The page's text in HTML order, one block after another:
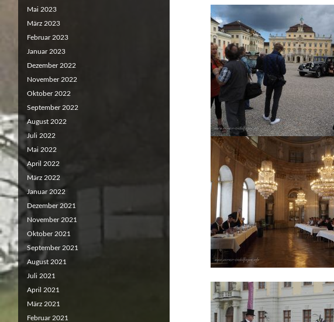
Mai 2023
März 2023
Februar 2023
Januar 2023
Dezember 2022
November 2022
Oktober 2022
September 2022
August 2022
Juli 2022
Mai 2022
April 2022
März 2022
Januar 2022
Dezember 2021
November 2021
Oktober 2021
September 2021
August 2021
Juli 2021
April 2021
März 2021
Februar 2021